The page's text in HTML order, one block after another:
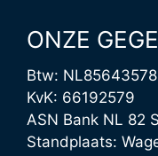
ONZE
Btw:
KvK: 66192579
ASN Bank NL 82
Standplaats: